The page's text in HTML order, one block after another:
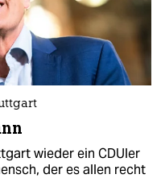
wieder ein CDUler
der es allen recht